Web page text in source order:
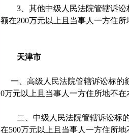
3 、其他中级人民法院管辖诉
额在200万元以上且当事人一方住所
天津市
一、高级人民法院管辖诉讼标的
0万元以上且当事人一方住所地不在
二、中级人民法院管辖诉讼标
在500万元以上且当事人一方住所地